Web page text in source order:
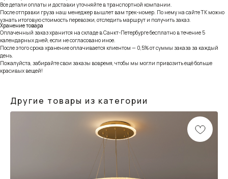
Все детали оплаты и доставки уточняйте в транспортной компании.
После отправки груза наш менеджер вышлет вам трек-номер. По нему на сайте ТК можно
узнать итоговую стоимость перевозки, отследить маршрут и получить заказ.
Хранение товара
Оплаченный заказ хранится на складе в Санкт-Петербурге бесплатно в течение 5
календарных дней, если не согласовано иное.
После этого срока хранение оплачивается клиентом — 0,5% от суммы заказа за каждый
день.
Пожалуйста, забирайте свои заказы вовремя, чтобы мы могли привозить ещё больше
красивых вещей!
Другие товары из категории